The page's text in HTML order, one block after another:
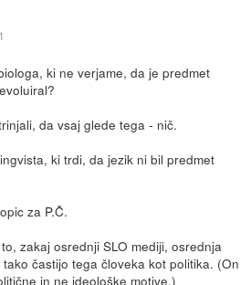
ki ne verjame, da je predmet
da vsaj glede tega - nič.
ki trdi, da jezik ni bil predmet
za P.Č.
zakaj osrednji SLO mediji, osrednja
častijo tega človeka kot politika. (On
in ne ideološke motive.)